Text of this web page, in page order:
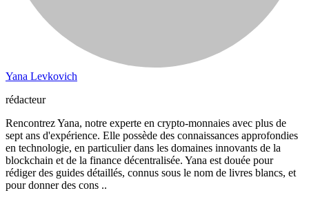
Yana Levkovich
rédacteur
Rencontrez Yana, notre experte en crypto-monnaies avec plus de
sept ans d'expérience. Elle possède des connaissances approfondies
en technologie, en particulier dans les domaines innovants de la
blockchain et de la finance décentralisée. Yana est douée pour
rédiger des guides détaillés, connus sous le nom de livres blancs, et
pour donner des cons ..